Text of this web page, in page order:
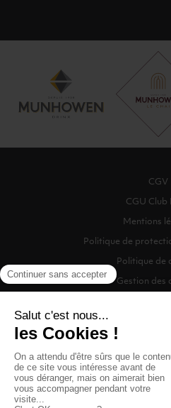
CGV
CGU Club
Mentions
Politique de
Politique de
Gestion des
©2026 Munhowen Drinx /
Digitalised